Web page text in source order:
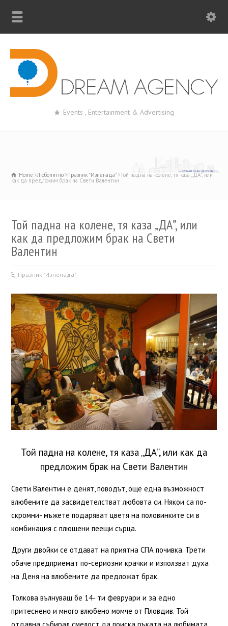
Events , Entertainment & Advertising
Home Любопитно Празник "Изненада" Той падна на колене, тя каза „ДА”, или
как да предложим брак на Свети Валентин
Той падна на колене, тя каза „ДА”, или
как да предложим брак на Свети
Валентин
Празник "Изненада"
Той падна на колене, тя каза „ДА”, или как да
предложим брак на Свети Валентин
Свети Валентин е денят, поводът, още една възможност
влюбените да засвидетелстват любовта си. Някои са по-
скромни- мъжете подаряват цветя на половинките си в
комбинация с плюшени пеещи сърца.
Други двойки се отдават на приятна СПА почивка. Трети
обаче предприемат по-сериозни крачки и използват духа
на Деня на влюбените да предложат брак.
Толкова вълнуващ бе 14- ти февруари и за едно
притеснено и много влюбено момче от Пловдив. Той
отдавна събирал смелост да поиска ръката на любимата